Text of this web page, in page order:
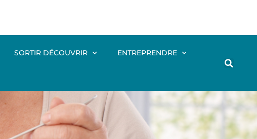
SORTIR DÉCOUVRIR ENTREPRENDRE